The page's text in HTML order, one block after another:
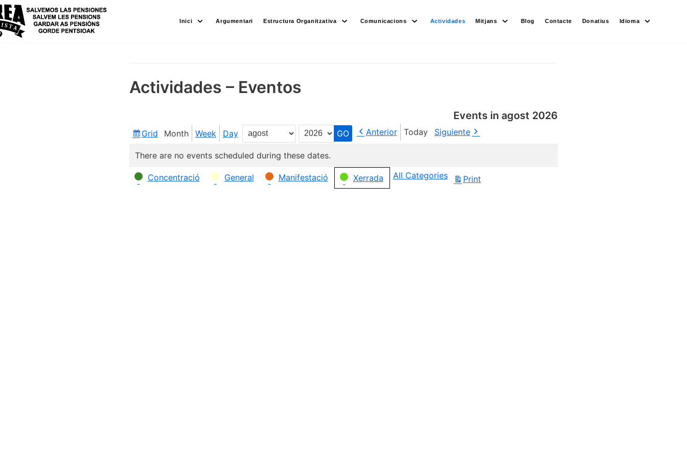
Skip
to
content
Inici Argumentari Estructura Organitzativa Comunicacions Actividades Mitjans Blog Contacte Donatius Idioma
Actividades – Eventos
Events in agost 2026
View
Grid Month Week Day
Month
Year
Anterior Today Siguiente
There are no events scheduled during these dates.
Categories
Concentració General Manifestació Xerrada All Categories Print